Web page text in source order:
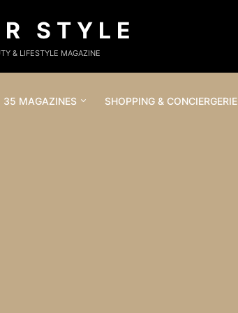
STYLE
& LIFESTYLE MAGAZINE
35 MAGAZINES SHOPPING & CONCIERGERIE